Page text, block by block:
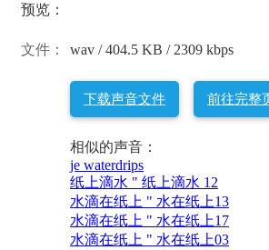
预览：
文件： wav / 404.5 KB / 2309 kbps
下载声音文件 前往完整
相似的声音：
je waterdrips
纸上滴水 " 纸上滴水 12
水滴在纸上 " 水在纸上13
水滴在纸上 " 水在纸上17
水滴在纸上 " 水在纸上03